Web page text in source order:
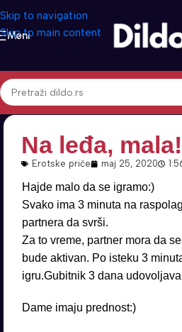
Skip to navigation
Skip to main content
Meni
Na leđa, mala!
Erotske priče maj 25, 2020
Hajde malo da se igramo:)
Svako ima 3 minuta na
partnera da svrši.
Za to vreme, partner mora da
bude aktivan. Po isteku 3
igru.Gubitnik 3 dana
Dame imaju prednost:)